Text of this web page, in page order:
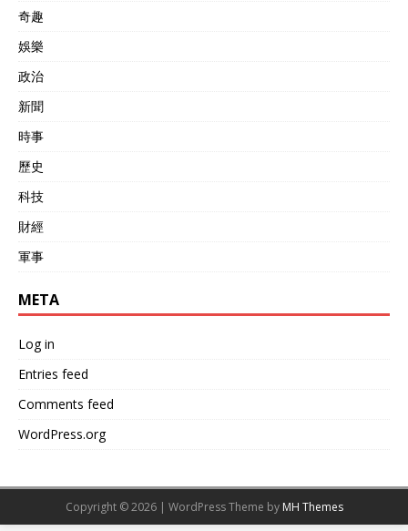
奇趣
娛樂
政治
新聞
時事
歷史
科技
財經
軍事
META
Log in
Entries feed
Comments feed
WordPress.org
Copyright © 2026 | WordPress Theme by MH Themes